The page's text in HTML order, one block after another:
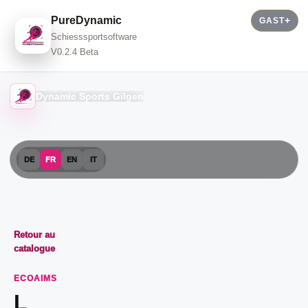
PureDynamic
Schiesssportsoftware
V0.2.4 Beta
GAST
Dynamic Sports Gilgen
DE FR EN IT
Retour au
catalogue
ECOAIMS
L